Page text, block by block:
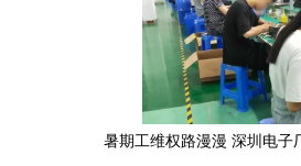
暑期工维权路漫漫 深圳电子